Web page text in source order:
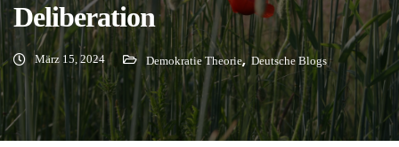
Deliberation
März 15, 2024 Demokratie Theorie, Deutsche Blogs